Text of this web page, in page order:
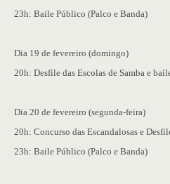
23h: Baile Público (Palco e Banda)
Dia 19 de fevereiro (domingo)
20h: Desfile das Escolas de Samba e
Dia 20 de fevereiro (segunda-feira)
20h: Concurso das Escandalosas e
23h: Baile Público (Palco e Banda)